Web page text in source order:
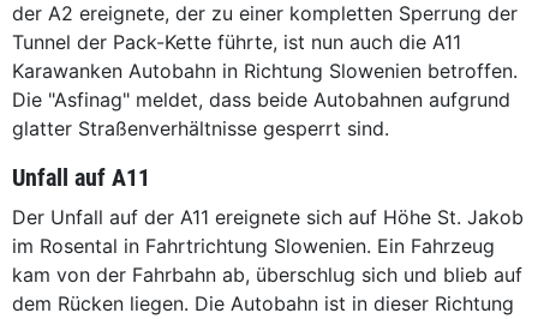
der A2 ereignete, der zu einer kompletten Sperrung der
Tunnel der Pack-Kette führte, ist nun auch die A11
Karawanken Autobahn in Richtung Slowenien betroffen.
Die "Asfinag" meldet, dass beide Autobahnen aufgrund
glatter Straßenverhältnisse gesperrt sind.
Unfall auf A11
Der Unfall auf der A11 ereignete sich auf Höhe St. Jakob
im Rosental in Fahrtrichtung Slowenien. Ein Fahrzeug
kam von der Fahrbahn ab, überschlug sich und blieb auf
dem Rücken liegen. Die Autobahn ist in dieser Richtung